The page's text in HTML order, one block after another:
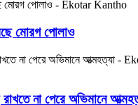
মোরগ পোলাও
রাখতে না পেরে অভিমানে